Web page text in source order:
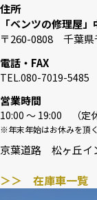
住所
「ベンツの修理屋
〒260-0808 千葉県
電話・FAX
TEL.080-7019-5485
営業時間
10:00 〜 19:00 （定
※年末年始はお休みを頂
京葉道路 松ヶ丘イ
＞＞ 在庫車一覧